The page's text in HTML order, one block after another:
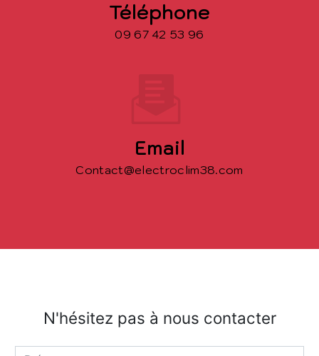
Téléphone
09 67 42 53 96
Email
contact@electroclim38.com
N'hésitez pas à nous contacter